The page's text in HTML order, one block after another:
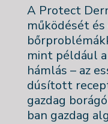
A Protect
működését
mint például
hámlás – az
dúsított
gazdag
ban gazdag